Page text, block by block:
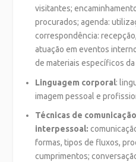
visitantes;
procurados; agenda:
correspondência:
atuação em eventos
de materiais específicos
Linguagem corporal:
imagem pessoal e
Técnicas de
interpessoal:
formas, tipos de fluxos,
cumprimentos;